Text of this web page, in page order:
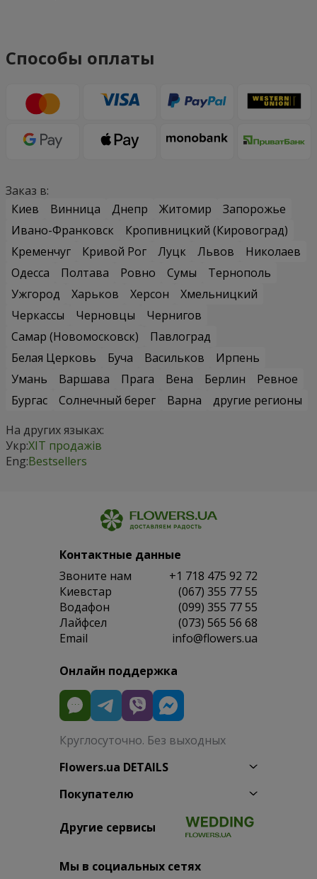
Способы оплаты
Заказ в:
Киев
Винница Днепр Житомир
Запорожье
Ивано-Франковск
Кропивницкий (Кировоград)
Кременчуг
Кривой Рог Луцк Львов
Николаев
Одесса
Полтава Ровно Сумы
Тернополь
Ужгород
Харьков Херсон
Хмельницкий
Черкассы
Черновцы
Чернигов
Самар (Новомосковск)
Павлоград
Белая Церковь
Буча Васильков
Ирпень
Умань
Варшава Прага Вена Берлин
Ревное
Бургас
Солнечный берег Варна
другие регионы
На других языках:
Укр:ХІТ продажів
Eng:Bestsellers
Контактные данные
Звоните нам
+1 718 475 92 72
Киевстар
(067) 355 77 55
Водафон
(099) 355 77 55
Лайфсел
(073) 565 56 68
Email
info@flowers.ua
Онлайн поддержка
Круглосуточно. Без выходных
Flowers.ua DETAILS
Покупателю
Другие сервисы
Мы в социальных сетях